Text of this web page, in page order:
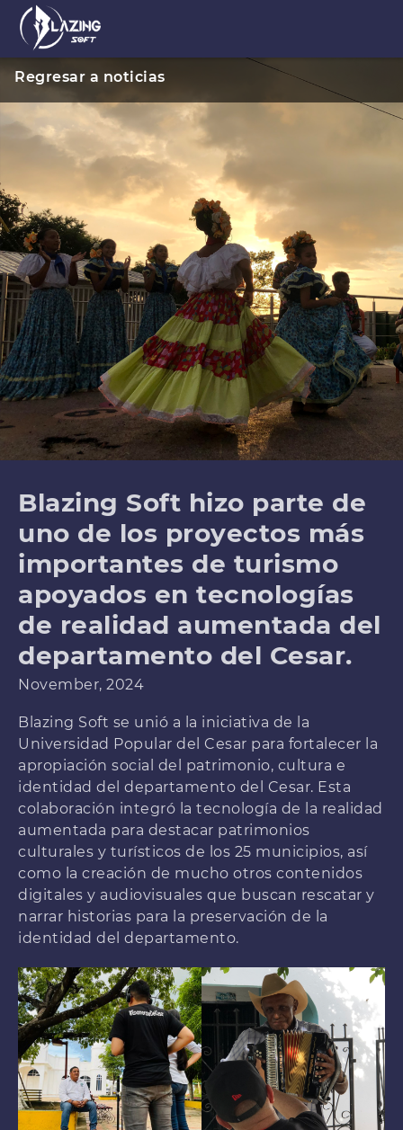
Regresar a noticias
Blazing Soft hizo parte de
uno de los proyectos más
importantes de turismo
apoyados en tecnologías
de realidad aumentada del
departamento del Cesar.
November, 2024
Blazing Soft se unió a la iniciativa de la
Universidad Popular del Cesar para fortalecer la
apropiación social del patrimonio, cultura e
identidad del departamento del Cesar. Esta
colaboración integró la tecnología de la realidad
aumentada para destacar patrimonios
culturales y turísticos de los 25 municipios, así
como la creación de mucho otros contenidos
digitales y audiovisuales que buscan rescatar y
narrar historias para la preservación de la
identidad del departamento.